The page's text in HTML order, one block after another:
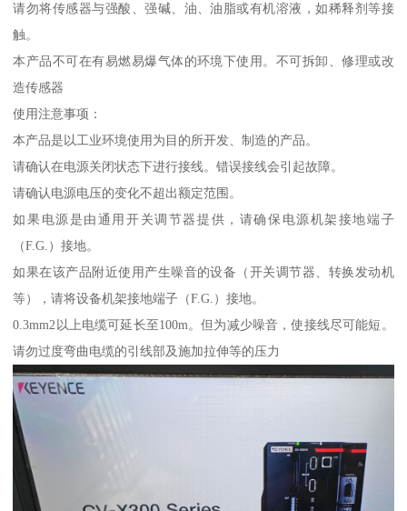
请勿将传感器与强酸、强碱、油、油脂或有机溶液，如稀释剂等接
触。
本产品不可在有易燃易爆气体的环境下使用。不可拆卸、修理或改
造传感器
使用注意事项：
本产品是以工业环境使用为目的所开发、制造的产品。
请确认在电源关闭状态下进行接线。错误接线会引起故障。
请确认电源电压的变化不超出额定范围。
如果电源是由通用开关调节器提供，请确保电源机架接地端子
（F.G.）接地。
如果在该产品附近使用产生噪音的设备（开关调节器、转换发动机
等），请将设备机架接地端子（F.G.）接地。
0.3mm2以上电缆可延长至100m。但为减少噪音，使接线尽可能短。
请勿过度弯曲电缆的引线部及施加拉伸等的压力